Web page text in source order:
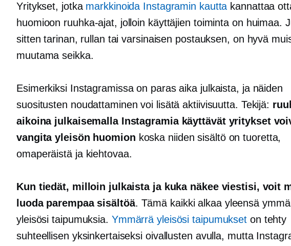
Yritykset, jotka markkinoida Instagramin kautta kannattaa
huomioon ruuhka-ajat, jolloin käyttäjien toiminta on huimaa.
sitten tarinan, rullan tai varsinaisen postauksen, on hyvä
muutama seikka.
Esimerkiksi Instagramissa on paras aika julkaista, ja näiden
suositusten noudattaminen voi lisätä aktiivisuutta. Tekijä:
aikoina julkaisemalla Instagramia käyttävät yritykset
vangita yleisön huomion koska niiden sisältö on tuoretta,
omaperäistä ja kiehtovaa.
Kun tiedät, milloin julkaista ja kuka näkee viestisi, voit
luoda parempaa sisältöä. Tämä kaikki alkaa yleensä
yleisösi taipumuksia. Ymmärrä yleisösi taipumukset on tehty
suhteellisen yksinkertaiseksi oivallusten avulla, mutta